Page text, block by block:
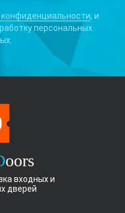
конфиденциальности, и
персональных
oors
входных и
дверей